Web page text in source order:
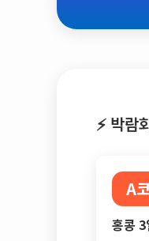
⚡ 박람
A
홍콩